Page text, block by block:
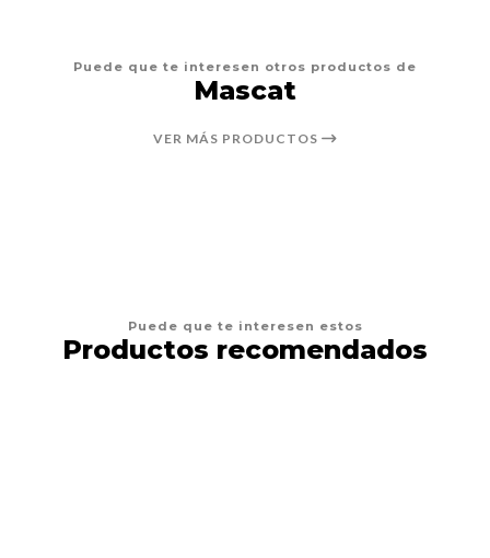
Puede que te interesen otros productos de
Mascat
VER MÁS PRODUCTOS
Puede que te interesen estos
Productos recomendados